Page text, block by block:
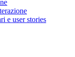
e user stories